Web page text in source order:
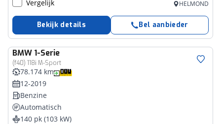
Vergelijk HELMOND
Bekijk details Bel aanbieder
BMW 1-Serie
(f40) 118i M-Sport
78.174 km
12-2019
Benzine
Automatisch
140 pk (103 kW)